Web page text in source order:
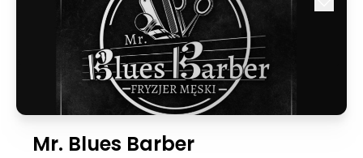
Mr. Blues Barber